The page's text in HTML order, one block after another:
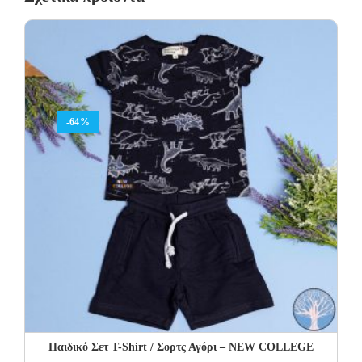
-64%
Παιδικό Σετ Τ-Shirt / Σορτς Αγόρι – NEW COLLEGE